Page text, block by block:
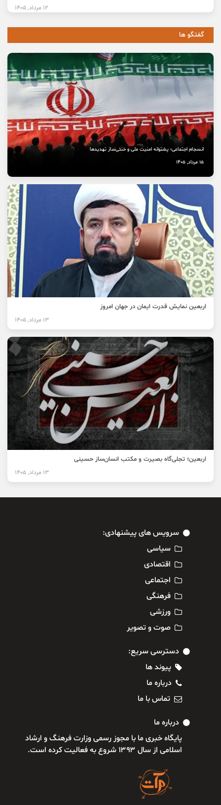
12 مرداد, 1405
گفتگو ها
انسجام اجتماعی؛ پشتوانه امنیت ملی و خنثی‌ساز تهدیدها
15 مرداد, 1405
اربعین نمایش قدرت ایمان در جهان امروز
13 مرداد, 1405
اربعین؛ تجلی‌گاه بصیرت و مکتب انسان‌ساز حسینی
13 مرداد, 1405
سرویس های پیشنهادی:
سیاسی
اقتصادی
اجتماعی
فرهنگی
ورزشی
صوت و تصویر
دسترسی سریع:
پیوند ها
درباره ما
تماس با ما
درباره ما
پایگاه خبری ما با مجوز رسمی وزارت فرهنگ و ارشاد
اسلامی از سال ۱۳۹۳ شروع به فعالیت کرده است.